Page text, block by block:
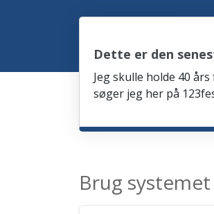
Dette er den
Jeg skulle holde 40
søger jeg her på
Brug